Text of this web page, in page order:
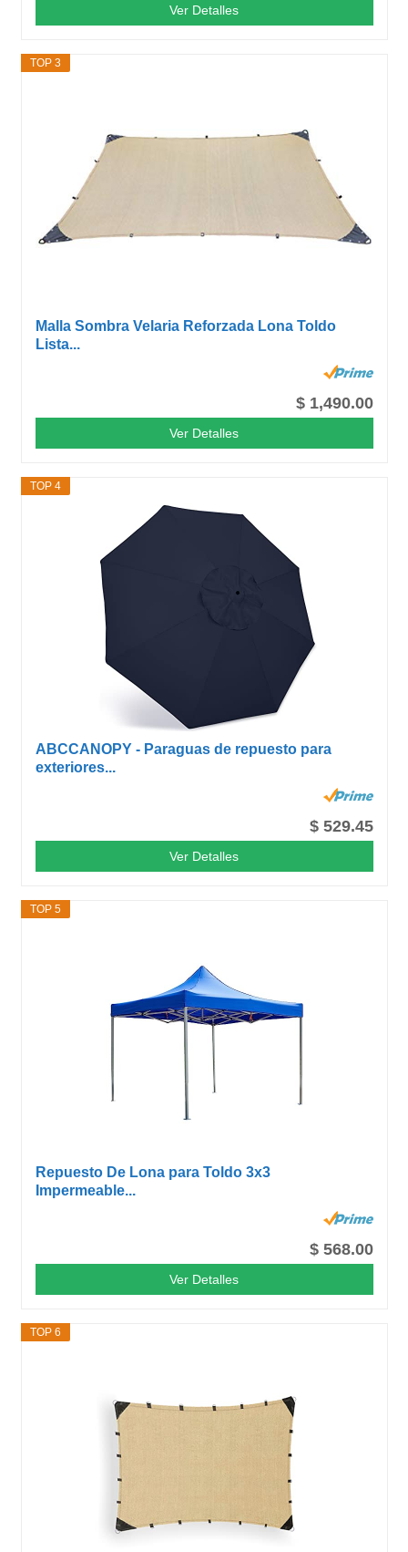
Ver Detalles
TOP 3
Malla Sombra Velaria Reforzada Lona Toldo
Lista...
$ 1,490.00
Ver Detalles
TOP 4
ABCCANOPY - Paraguas de repuesto para
exteriores...
$ 529.45
Ver Detalles
TOP 5
Repuesto De Lona para Toldo 3x3
Impermeable...
$ 568.00
Ver Detalles
TOP 6